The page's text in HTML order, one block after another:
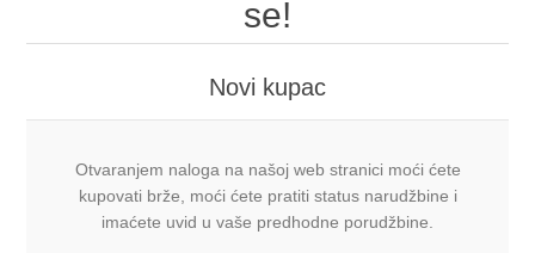
se!
Novi kupac
Otvaranjem naloga na našoj web stranici moći ćete
kupovati brže, moći ćete pratiti status narudžbine i
imaćete uvid u vaše predhodne porudžbine.